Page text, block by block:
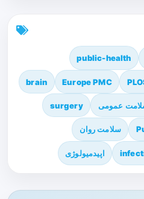
public-health
Europe PMC
brain
عمومی surgery
سلامت روان
اپیدمیولوژی